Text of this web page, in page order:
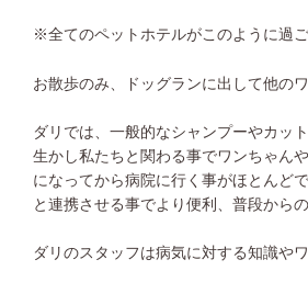
※全てのペットホテルがこのように過
お散歩のみ、ドッグランに出して他の
ダリでは、一般的なシャンプーやカッ
生かし私たちと関わる事でワンちゃん
になってから病院に行く事がほとんど
と連携させる事でより便利、普段から
ダリのスタッフは病気に対する知識や